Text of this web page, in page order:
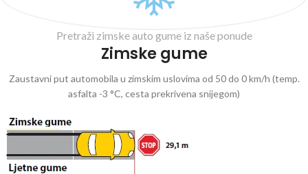
Pretraži zimske auto gume iz naše ponude
Zimske gume
Zaustavni put automobila u zimskim uslovima od 50 do 0 km/h (temp.
asfalta -3 °C, cesta prekrivena snijegom)